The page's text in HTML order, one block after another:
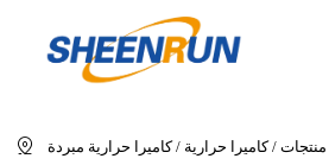
 منتجات/كاميرا حرارية /كاميرا حرارية مبردة